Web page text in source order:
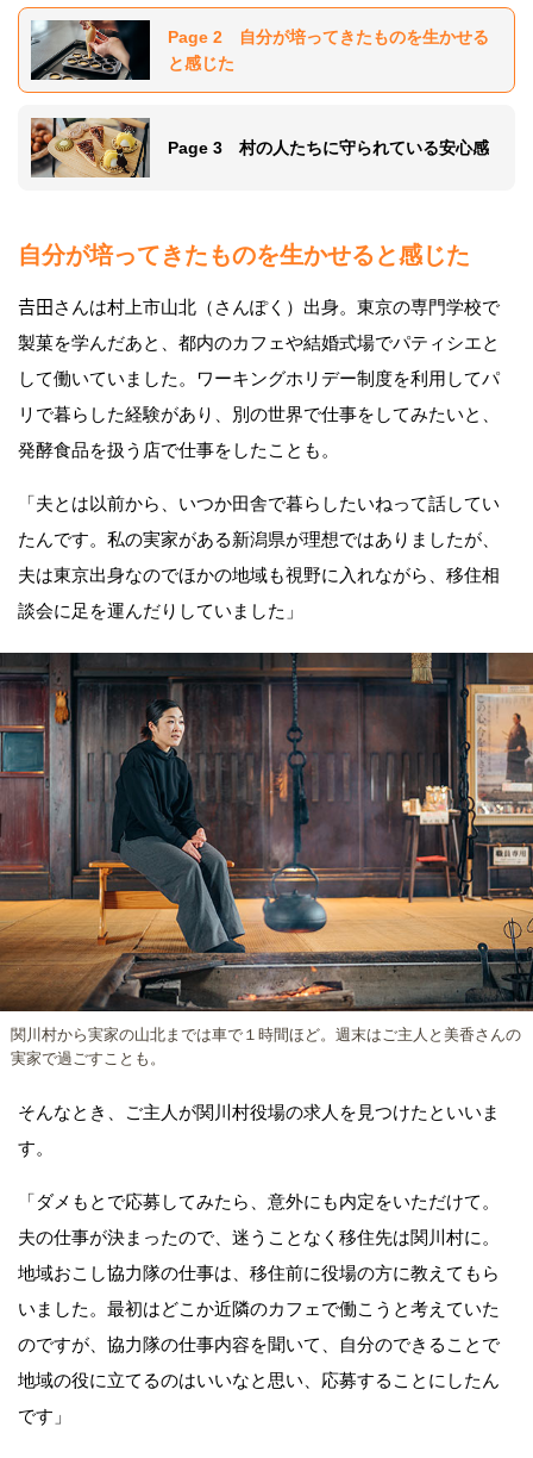
Page 2 自分が培ってきたものを生かせる
と感じた
Page 3 村の人たちに守られている安心感
自分が培ってきたものを生かせると感じた
𠮷田さんは村上市山北（さんぽく）出身。東京の専門学校で
製菓を学んだあと、都内のカフェや結婚式場でパティシエと
して働いていました。ワーキングホリデー制度を利用してパ
リで暮らした経験があり、別の世界で仕事をしてみたいと、
発酵食品を扱う店で仕事をしたことも。
「夫とは以前から、いつか田舎で暮らしたいねって話してい
たんです。私の実家がある新潟県が理想ではありましたが、
夫は東京出身なのでほかの地域も視野に入れながら、移住相
談会に足を運んだりしていました」
関川村から実家の山北までは車で１時間ほど。週末はご主人と美香さんの
実家で過ごすことも。
そんなとき、ご主人が関川村役場の求人を見つけたといいま
す。
「ダメもとで応募してみたら、意外にも内定をいただけて。
夫の仕事が決まったので、迷うことなく移住先は関川村に。
地域おこし協力隊の仕事は、移住前に役場の方に教えてもら
いました。最初はどこか近隣のカフェで働こうと考えていた
のですが、協力隊の仕事内容を聞いて、自分のできることで
地域の役に立てるのはいいなと思い、応募することにしたん
です」